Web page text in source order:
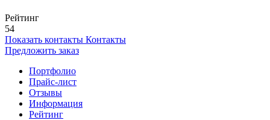
Рейтинг
54
Показать контакты Контакты
Предложить заказ
Портфолио
Прайс-лист
Отзывы
Информация
Рейтинг